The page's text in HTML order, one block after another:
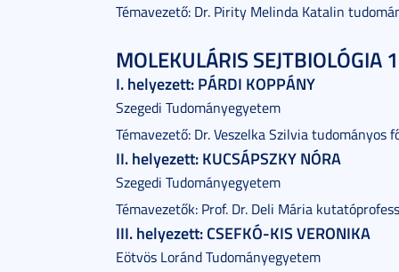
Témavezető: Dr. Pirity Melinda Katalin
MOLEKULÁRIS SEJTBIOLÓGIA
I. helyezett: PÁRDI KOPPÁNY
Szegedi Tudományegyetem
Témavezető: Dr. Veszelka Szilvia tudományos
II. helyezett: KUCSÁPSZKY NÓRA
Szegedi Tudományegyetem
Témavezetők: Prof. Dr. Deli Mária
III. helyezett: CSEFKÓ-KIS VERONIKA
Eötvös Loránd Tudományegyetem